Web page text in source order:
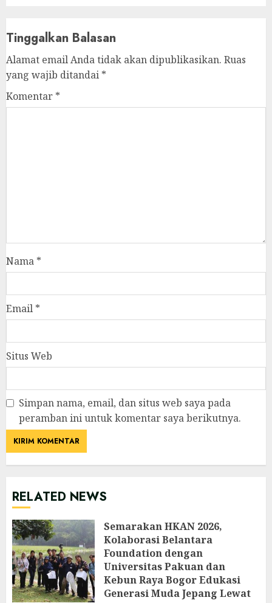
Tinggalkan Balasan
Alamat email Anda tidak akan dipublikasikan. Ruas
yang wajib ditandai *
Komentar *
Nama *
Email *
Situs Web
Simpan nama, email, dan situs web saya pada
peramban ini untuk komentar saya berikutnya.
RELATED NEWS
Semarakan HKAN 2026,
Kolaborasi Belantara
Foundation dengan
Universitas Pakuan dan
Kebun Raya Bogor Edukasi
Generasi Muda Jepang Lewat